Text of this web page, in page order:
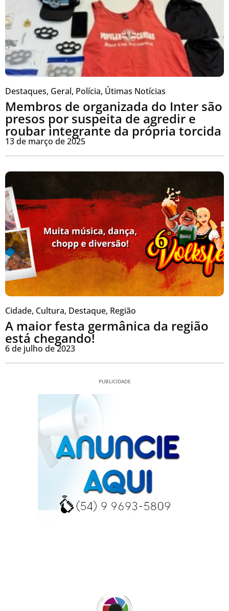
Destaques, Geral, Polícia, Útimas Notícias
Membros de organizada do Inter são
presos por suspeita de agredir e
roubar integrante da própria torcida
13 de março de 2025
Cidade, Cultura, Destaque, Região
A maior festa germânica da região
está chegando!
6 de julho de 2023
PUBLICIDADE